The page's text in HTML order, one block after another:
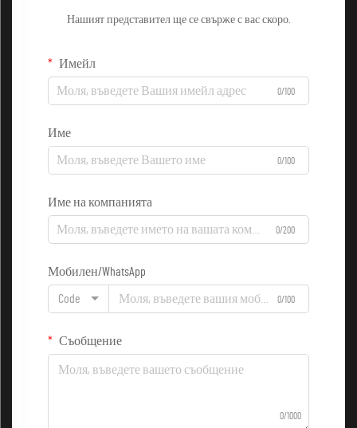
Нашият представител ще се свърже с вас скоро.
Имейл
0/100
Име
0/100
Име на компанията
0/200
Мобилен/WhatsApp
Code 0/100
Съобщение
0/1000